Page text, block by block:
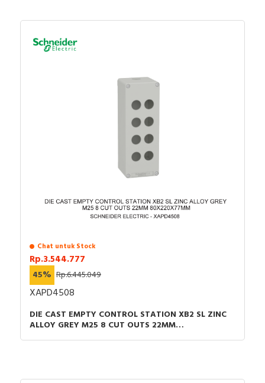
Construction type lens Round
With front ring
Flat
Declaration of conformity - XB4B, XB5A/D/E/K,
Control and signaling units, XD4P, XD5P Joystick
Circularity Profile - XB4 Pilot Light, End Of Life
Instructions, IA
Instruction sheet - XB4-XB5 - Mounting -
Instruction Sheet
Catalog - Discover the Harmony XB4 metal
Control and signaling units catalog
Chat untuk Stock
Rp.3.544.777
45% Rp.6.445.049
XAPD4508
DIE CAST EMPTY CONTROL STATION XB2 SL ZINC
ALLOY GREY M25 8 CUT OUTS 22MM